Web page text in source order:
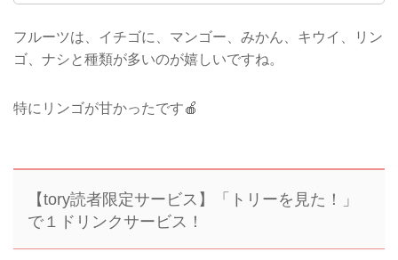
フルーツは、イチゴに、マンゴー、みかん、キウイ、リン
ゴ、ナシと種類が多いのが嬉しいですね。
特にリンゴが甘かったです🍎
【tory読者限定サービス】「トリーを見た！」
で１ドリンクサービス！